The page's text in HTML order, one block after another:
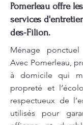
Pomerleau offre
services
des-Filion.
Ménage
Avec Pomerleau,
à domicile qui
propreté et
respectueux de
utilisés pour